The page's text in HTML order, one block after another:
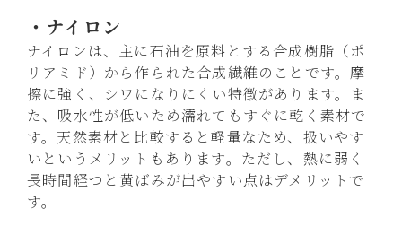
・ナイロン
ナイロンは、主に石油を原料とする合成樹脂（ポ
リアミド）から作られた合成繊維のことです。摩
擦に強く、シワになりにくい特徴があります。ま
た、吸水性が低いため濡れてもすぐに乾く素材で
す。天然素材と比較すると軽量なため、扱いやす
いというメリットもあります。ただし、熱に弱く
長時間経つと黄ばみが出やすい点はデメリットで
す。